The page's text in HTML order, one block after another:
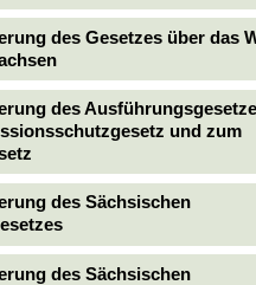
des Gesetzes über das
des
und zum
des Sächsischen
des Sächsischen